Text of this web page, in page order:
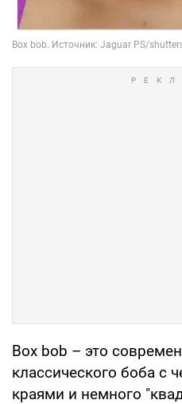
Box bob – это
классического боба с
краями и немного